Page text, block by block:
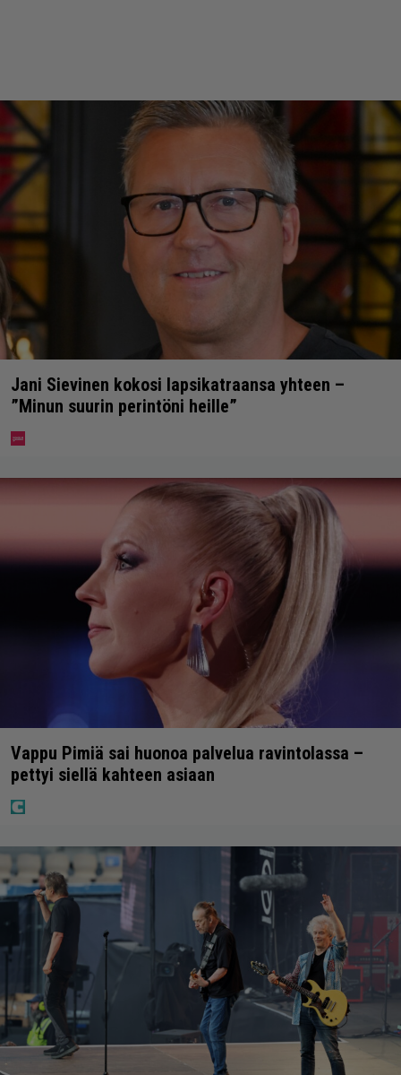
Jani Sievinen kokosi lapsikatraansa yhteen –
”Minun suurin perintöni heille”
Vappu Pimiä sai huonoa palvelua ravintolassa –
pettyi siellä kahteen asiaan